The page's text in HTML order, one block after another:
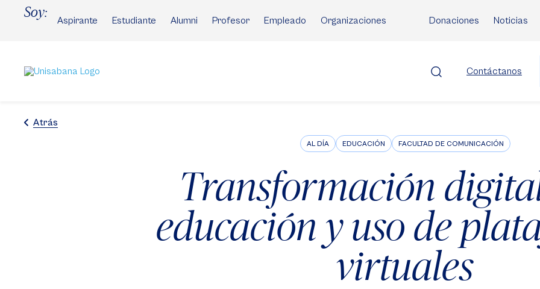
Soy:
Aspirante Estudiante Alumni Profesor Empleado Organizaciones Donaciones Noticias
Contáctanos
Atrás
AL DÍA EDUCACIÓN FACULTAD DE COMUNICACIÓN
Transformación
educación y uso de
virtuales